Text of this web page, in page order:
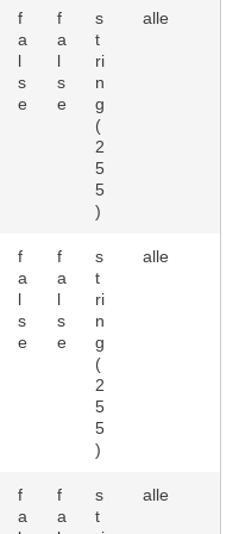
f
a
l
s
e
f
a
l
s
e
s
t
ri
n
g
(
2
5
5
)
alle
f
a
l
s
e
f
a
l
s
e
s
t
ri
n
g
(
2
5
5
)
alle
f
a
f
a
s
t
alle